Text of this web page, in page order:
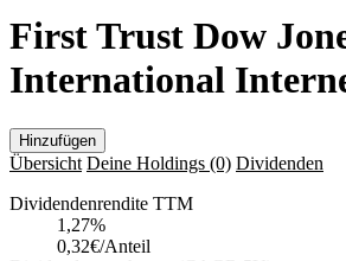
First Trust Dow
International
Hinzufügen
Übersicht Deine Holdings (0) Dividenden
Dividendenrendite TTM
1,27%
0,32€/Anteil